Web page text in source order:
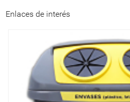
Enlaces de interés